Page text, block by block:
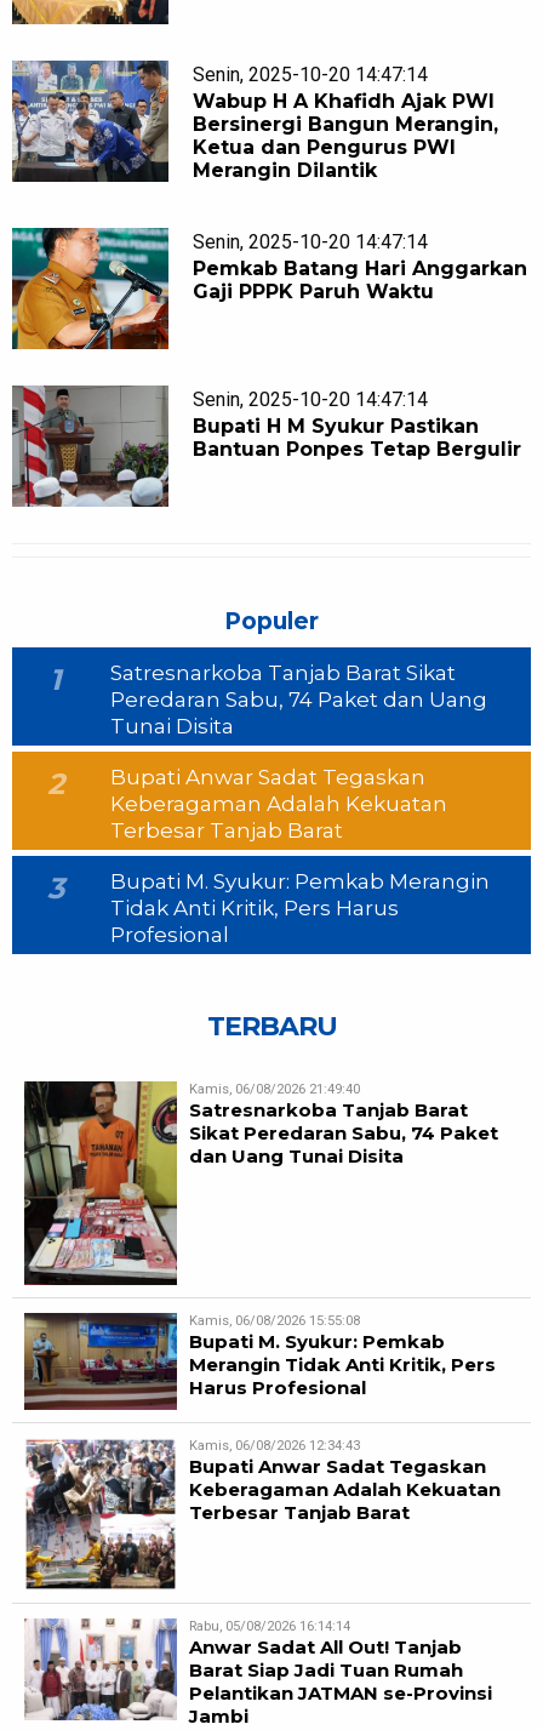
Senin, 2025-10-20 14:47:14
Wabup H A Khafidh Ajak PWI
Bersinergi Bangun Merangin,
Ketua dan Pengurus PWI
Merangin Dilantik
Senin, 2025-10-20 14:47:14
Pemkab Batang Hari Anggarkan
Gaji PPPK Paruh Waktu
Senin, 2025-10-20 14:47:14
Bupati H M Syukur Pastikan
Bantuan Ponpes Tetap Bergulir
Populer
1
Satresnarkoba Tanjab Barat Sikat
Peredaran Sabu, 74 Paket dan Uang
Tunai Disita
2
Bupati Anwar Sadat Tegaskan
Keberagaman Adalah Kekuatan
Terbesar Tanjab Barat
3
Bupati M. Syukur: Pemkab Merangin
Tidak Anti Kritik, Pers Harus
Profesional
TERBARU
Kamis, 06/08/2026 21:49:40
Satresnarkoba Tanjab Barat
Sikat Peredaran Sabu, 74 Paket
dan Uang Tunai Disita
Kamis, 06/08/2026 15:55:08
Bupati M. Syukur: Pemkab
Merangin Tidak Anti Kritik, Pers
Harus Profesional
Kamis, 06/08/2026 12:34:43
Bupati Anwar Sadat Tegaskan
Keberagaman Adalah Kekuatan
Terbesar Tanjab Barat
Rabu, 05/08/2026 16:14:14
Anwar Sadat All Out! Tanjab
Barat Siap Jadi Tuan Rumah
Pelantikan JATMAN se-Provinsi
Jambi